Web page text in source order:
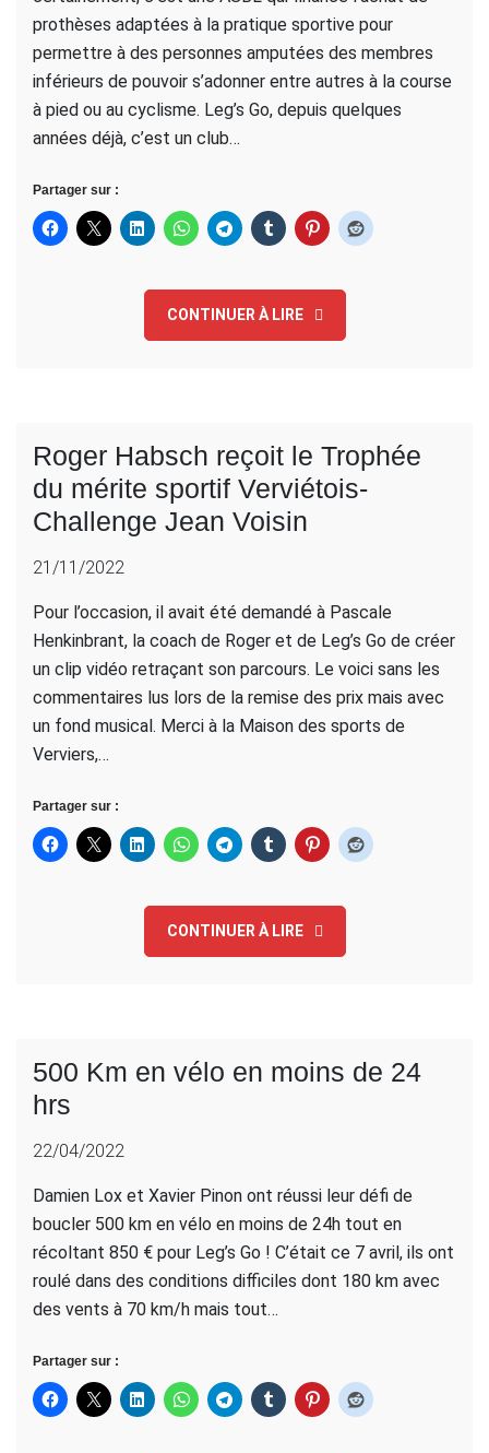
prothèses adaptées à la pratique sportive pour
permettre à des personnes amputées des membres
inférieurs de pouvoir s’adonner entre autres à la course
à pied ou au cyclisme. Leg’s Go, depuis quelques
années déjà, c’est un club…
Partager sur :
CONTINUER À LIRE
Roger Habsch reçoit le Trophée
du mérite sportif Verviétois-
Challenge Jean Voisin
21/11/2022
Pour l’occasion, il avait été demandé à Pascale
Henkinbrant, la coach de Roger et de Leg’s Go de créer
un clip vidéo retraçant son parcours. Le voici sans les
commentaires lus lors de la remise des prix mais avec
un fond musical. Merci à la Maison des sports de
Verviers,…
Partager sur :
CONTINUER À LIRE
500 Km en vélo en moins de 24
hrs
22/04/2022
Damien Lox et Xavier Pinon ont réussi leur défi de
boucler 500 km en vélo en moins de 24h tout en
récoltant 850 € pour Leg’s Go ! C’était ce 7 avril, ils ont
roulé dans des conditions difficiles dont 180 km avec
des vents à 70 km/h mais tout…
Partager sur :